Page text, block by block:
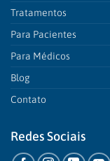
Tratamentos
Para Pacientes
Para Médicos
Blog
Contato
Redes Sociais